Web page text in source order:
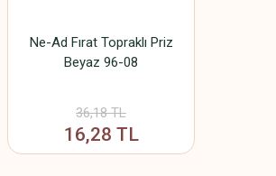
Ne-Ad Fırat Topraklı Priz
Beyaz 96-08
36,18 TL
16,28 TL